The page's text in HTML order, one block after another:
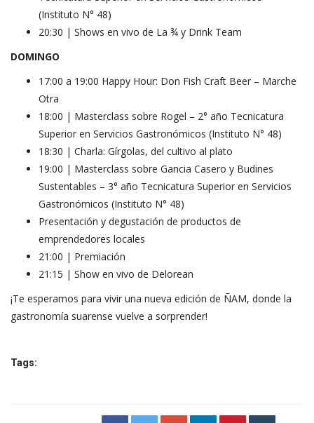
(Instituto N° 48)
20:30 | Shows en vivo de La ¾ y Drink Team
DOMINGO
17:00 a 19:00 Happy Hour: Don Fish Craft Beer – Marche
Otra
18:00 | Masterclass sobre Rogel – 2° año Tecnicatura
Superior en Servicios Gastronómicos (Instituto N° 48)
18:30 | Charla: Gírgolas, del cultivo al plato
19:00 | Masterclass sobre Gancia Casero y Budines
Sustentables – 3° año Tecnicatura Superior en Servicios
Gastronómicos (Instituto N° 48)
Presentación y degustación de productos de
emprendedores locales
21:00 | Premiación
21:15 | Show en vivo de Delorean
¡Te esperamos para vivir una nueva edición de ÑAM, donde la
gastronomía suarense vuelve a sorprender!
Tags: